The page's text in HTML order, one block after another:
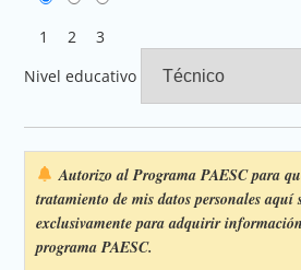
1 2
3
Nivel educativo
Autorizo al Programa PAESC para
tratamiento de mis datos personales aquí
exclusivamente para adquirir
programa PAESC.